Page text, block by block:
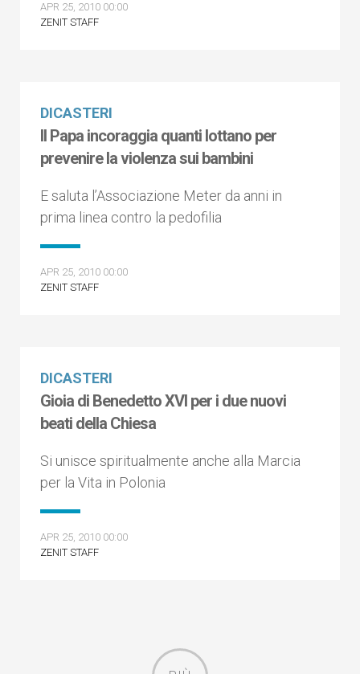
APR 25, 2010 00:00
ZENIT STAFF
DICASTERI
Il Papa incoraggia quanti lottano per
prevenire la violenza sui bambini
E saluta l’Associazione Meter da anni in
prima linea contro la pedofilia
APR 25, 2010 00:00
ZENIT STAFF
DICASTERI
Gioia di Benedetto XVI per i due nuovi
beati della Chiesa
Si unisce spiritualmente anche alla Marcia
per la Vita in Polonia
APR 25, 2010 00:00
ZENIT STAFF